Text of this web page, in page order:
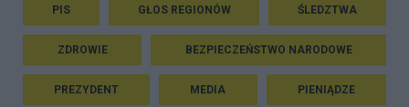
PIS GŁOS REGIONÓW ŚLEDZTWA
ZDROWIE BEZPIECZEŃSTWO NARODOWE
PREZYDENT MEDIA PIENIĄDZE